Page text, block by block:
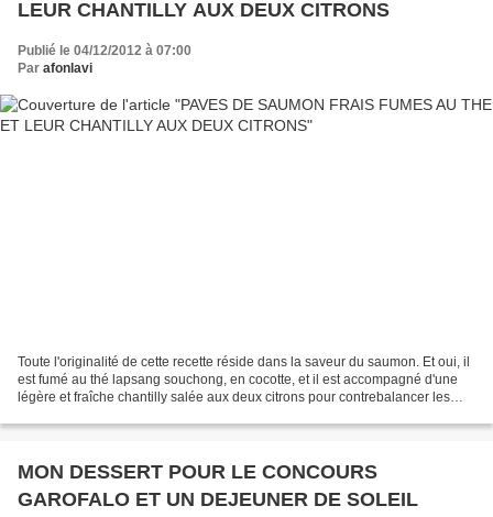
LEUR CHANTILLY AUX DEUX CITRONS
Publié le 04/12/2012 à 07:00
Par afonlavi
Toute l'originalité de cette recette réside dans la saveur du saumon. Et oui, il
est fumé au thé lapsang souchong, en cocotte, et il est accompagné d'une
légère et fraîche chantilly salée aux deux citrons pour contrebalancer les
MON DESSERT POUR LE CONCOURS
GAROFALO ET UN DEJEUNER DE SOLEIL